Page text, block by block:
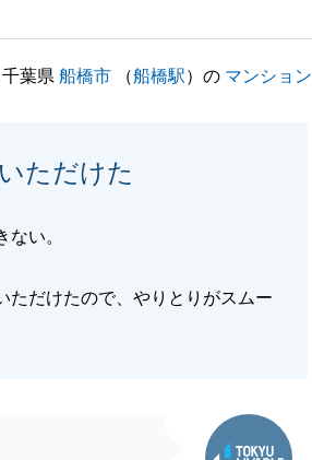
千葉県船橋市 （船橋駅）の マンション
ただけた
い。
ただけたので、やりとりがスムー